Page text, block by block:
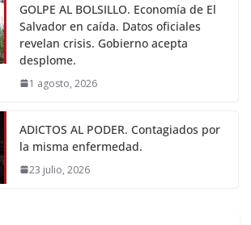
GOLPE AL BOLSILLO. Economía de El
Salvador en caída. Datos oficiales
revelan crisis. Gobierno acepta
desplome.
1 agosto, 2026
ADICTOS AL PODER. Contagiados por
la misma enfermedad.
23 julio, 2026